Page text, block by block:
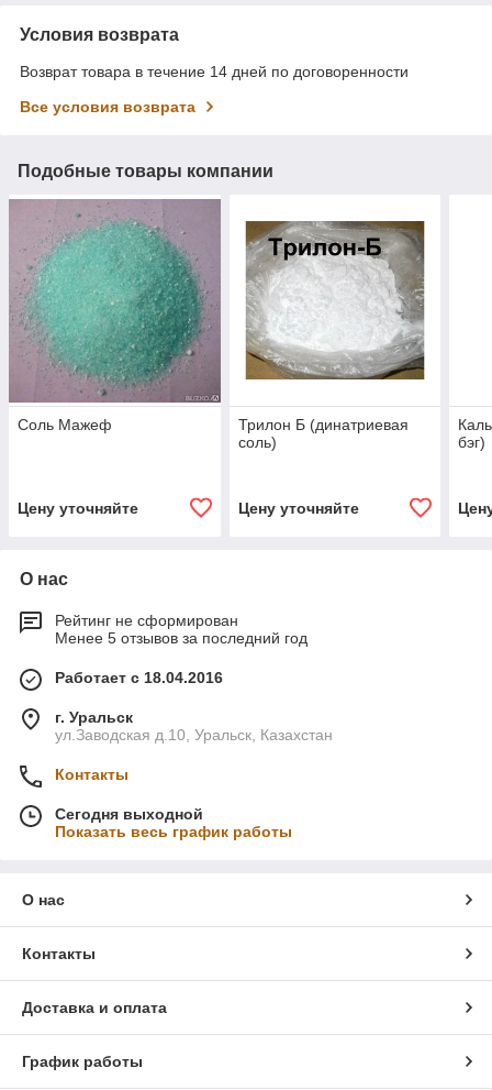
Условия возврата
Возврат товара в течение 14 дней по договоренности
Все условия возврата
Подобные товары компании
Соль Мажеф
Цену уточняйте
Трилон Б (динатриевая
соль)
Цену уточняйте
бэг)
О нас
Рейтинг не сформирован
Менее 5 отзывов за последний год
Работает с 18.04.2016
г. Уральск
ул.Заводская д.10, Уральск, Казахстан
Контакты
Сегодня выходной
Показать весь график работы
О нас
Контакты
Доставка и оплата
График работы